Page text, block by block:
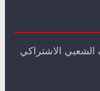
الاشتراكي